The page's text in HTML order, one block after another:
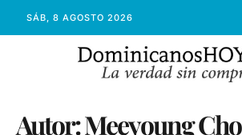
SÁB, 8 AGOSTO 2026
Autor:Meeyoung Cho